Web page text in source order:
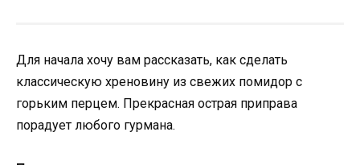
Для начала хочу вам рассказать, как сделать
классическую хреновину из свежих помидор с
горьким перцем. Прекрасная острая приправа
порадует любого гурмана.